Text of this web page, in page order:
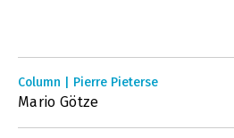
Column | Pierre Pieterse
Mario Götze